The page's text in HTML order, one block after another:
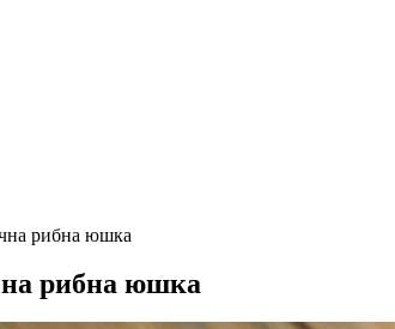
рибна юшка
рибна юшка